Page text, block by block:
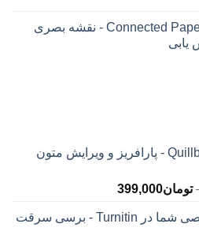
اکانت پرمیوم Connected Papers - نقشه بصری
یابی
اکانت پرمیوم Quillbot - پارافریز و ویرایش متون
تومان399,000محدوده
تومان145,000
شارژ اکانت شخصی شما در Turnitin - برسی سرقت